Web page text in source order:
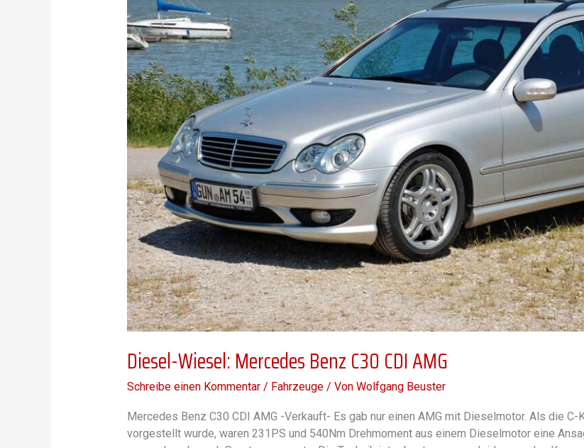
Diesel-Wiesel: Mercedes Benz C30 CDI AMG
Schreibe einen Kommentar / Fahrzeuge/ Von Wolfgang Beuster
Mercedes Benz C30 CDI AMG -Verkauft- Es gab nur einen AMG mit Dieselmotor. Als die
vorgestellt wurde, waren 231PS und 540Nm Drehmoment aus einem Dieselmotor eine